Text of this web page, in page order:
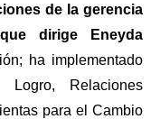
de la gerencia
dirige Eneyda
ha implementado
Logro, Relaciones
para el Cambio